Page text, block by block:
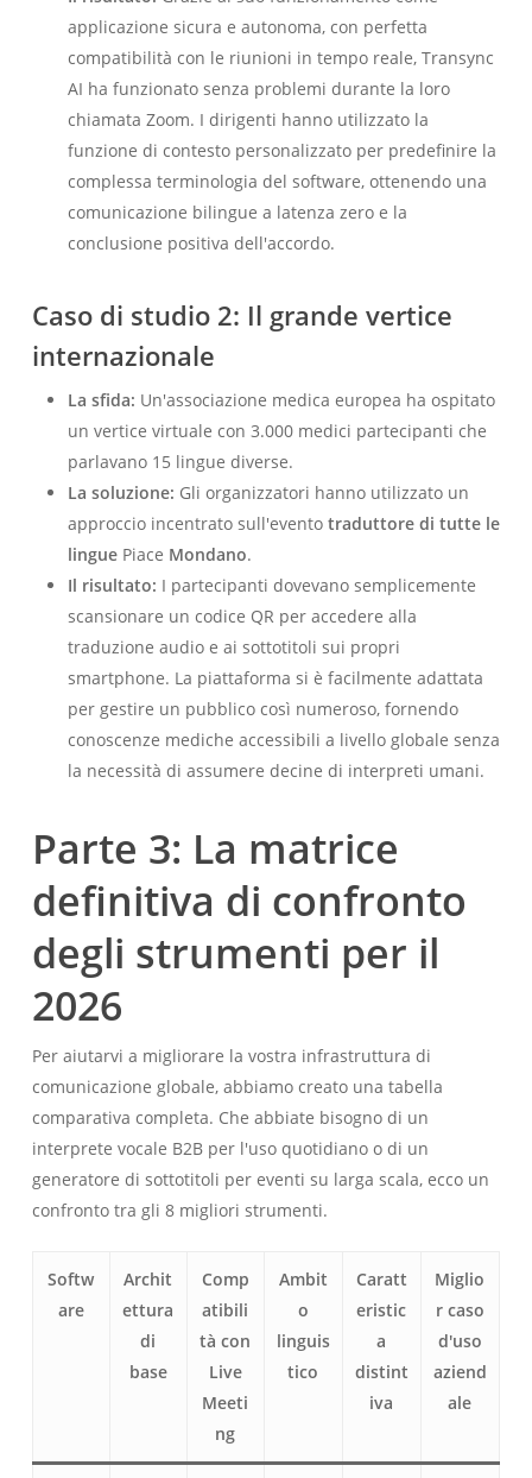
applicazione sicura e autonoma, con perfetta
compatibilità con le riunioni in tempo reale, Transync
AI ha funzionato senza problemi durante la loro
chiamata Zoom. I dirigenti hanno utilizzato la
funzione di contesto personalizzato per predefinire la
complessa terminologia del software, ottenendo una
comunicazione bilingue a latenza zero e la
conclusione positiva dell'accordo.
Caso di studio 2: Il grande vertice
internazionale
La sfida: Un'associazione medica europea ha ospitato
un vertice virtuale con 3.000 medici partecipanti che
parlavano 15 lingue diverse.
La soluzione: Gli organizzatori hanno utilizzato un
approccio incentrato sull'evento traduttore di tutte le
linguePiace Mondano.
Il risultato: I partecipanti dovevano semplicemente
scansionare un codice QR per accedere alla
traduzione audio e ai sottotitoli sui propri
smartphone. La piattaforma si è facilmente adattata
per gestire un pubblico così numeroso, fornendo
conoscenze mediche accessibili a livello globale senza
la necessità di assumere decine di interpreti umani.
Parte 3: La matrice
definitiva di confronto
degli strumenti per il
2026
Per aiutarvi a migliorare la vostra infrastruttura di
comunicazione globale, abbiamo creato una tabella
comparativa completa. Che abbiate bisogno di un
interprete vocale B2B per l'uso quotidiano o di un
generatore di sottotitoli per eventi su larga scala, ecco un
confronto tra gli 8 migliori strumenti.
Softw
are
Archit
ettura
di
base
Comp
atibili
tà con
Live
Meeti
ng
Ambit
o
linguis
tico
Caratt
eristic
a
distint
iva
Miglio
r caso
d'uso
aziend
ale